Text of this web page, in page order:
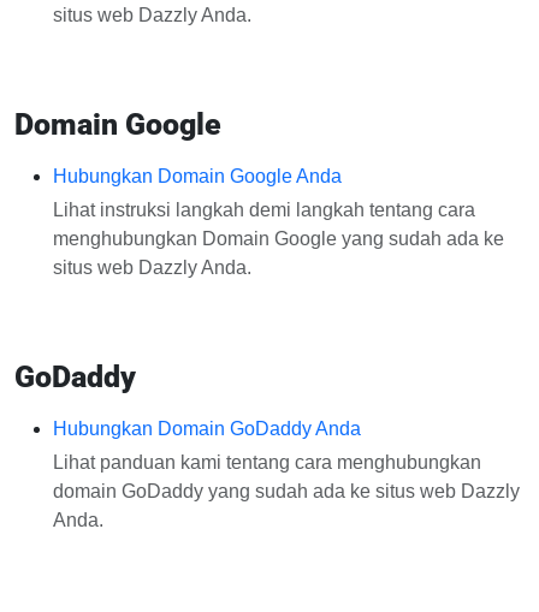
situs web Dazzly Anda.
Domain Google
Hubungkan Domain Google Anda
Lihat instruksi langkah demi langkah tentang cara
menghubungkan Domain Google yang sudah ada ke
situs web Dazzly Anda.
GoDaddy
Hubungkan Domain GoDaddy Anda
Lihat panduan kami tentang cara menghubungkan
domain GoDaddy yang sudah ada ke situs web Dazzly
Anda.